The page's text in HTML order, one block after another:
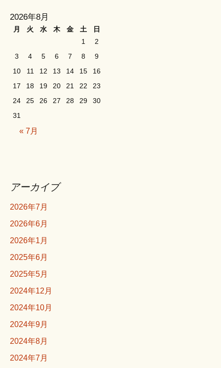
2026年8月
月 火 水 木 金 土
日
1
2
3
4 5 6 7 8
9
10
11 12 13 14 15
16
17
18 19 20 21 22
23
24
25 26 27 28 29
30
31
« 7月
アーカイブ
2026年7月
2026年6月
2026年1月
2025年6月
2025年5月
2024年12月
2024年10月
2024年9月
2024年8月
2024年7月